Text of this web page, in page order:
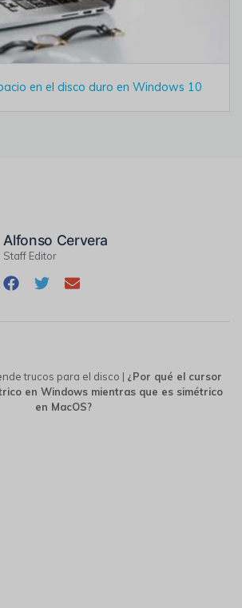
en el disco duro en Windows 10
Alfonso Cervera
Staff Editor
trucos para el disco | ¿Por qué el cursor
en Windows mientras que es simétrico
en MacOS?